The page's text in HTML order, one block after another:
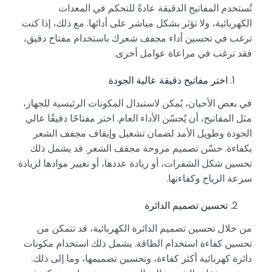
تُستخدم المفاتيح الدقيقة عادةً للتحكم في المعدات
الكهربائية، ولا تؤثر بشكل مباشر على أدائها. مع ذلك، إذا كنت
ترغب في تحسين أداء مجفف شعرك باستخدام مفتاح دقيق،
فقد ترغب في مراعاة عوامل أخرى.
اختر مفاتيح دقيقة عالية الجودة
في بعض الأحيان، يُمكن لاستبدال المكونات الرئيسية للجهاز،
مثل المفاتيح، أن يُحسّن الأداء العام. اختر مفتاحًا دقيقًا عالي
الجودة وطويل الأمد لضمان تشغيل وإيقاف مجفف الشعر
بكفاءة. حسّن تصميم مروحة مجفف الشعر. قد يشمل ذلك
تحسين شكل الشفرات، أو زيادة عددها، أو تغيير موادها لزيادة
سرعة الرياح وكفاءتها.
تحسين تصميم الدائرة
من خلال تحسين تصميم الدائرة الكهربائية، قد تتمكن من
تحسين كفاءة استخدام الطاقة. يشمل ذلك استخدام مكونات
دائرة كهربائية أكثر كفاءة، وتحسين تصميمها، وما إلى ذلك.